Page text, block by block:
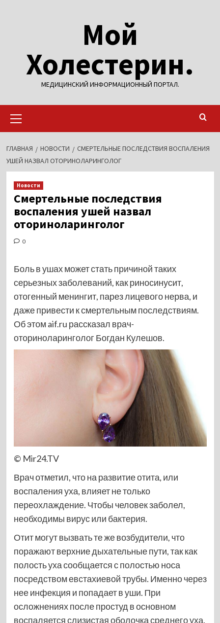
Мой
Холестерин.
МЕДИЦИНСКИЙ ИНФОРМАЦИОННЫЙ ПОРТАЛ.
меню
ГЛАВНАЯ НОВОСТИ
СМЕРТЕЛЬНЫЕ ПОСЛЕДСТВИЯ ВОСПАЛЕНИЯ
УШЕЙ НАЗВАЛ ОТОРИНОЛАРИНГОЛОГ
Новости
Смертельные последствия
воспаления ушей назвал
оториноларинголог
0
Боль в ушах может стать причиной таких
серьезных заболеваний, как риносинусит,
отогенный менингит, парез лицевого нерва, и
даже привести к смертельным последствиям.
Об этом aif.ru рассказал врач-
оториноларинголог Богдан Кулешов.
© Mir24.TV
Врач отметил, что на развитие отита, или
воспаления уха, влияет не только
переохлаждение. Чтобы человек заболел,
необходимы вирус или бактерия.
Отит могут вызвать те же возбудители, что
поражают верхние дыхательные пути, так как
полость уха сообщается с полостью носа
посредством евстахиевой трубы. Именно через
нее инфекция и попадает в уши. При
осложнениях после простуд в основном
воспаляется слизистая оболочка среднего уха,